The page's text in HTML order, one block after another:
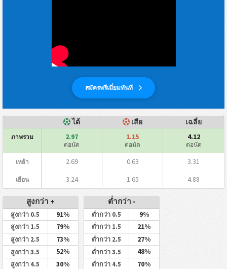
สมัครพรีเมี่ยมทันที
ได้ เสีย เฉลี่ย
ภาพรวม 2.97
ต่อนัด
1.15
ต่อนัด
4.12
ต่อนัด
เหย้า 2.69 0.63 3.31
เยือน 3.24 1.65 4.88
สูงกว่า +
สูงกว่า 0.5 91%
สูงกว่า 1.5 79%
สูงกว่า 2.5 73%
สูงกว่า 3.5 52%
สูงกว่า 4.5 30%
ต่ำกว่า -
ต่ำกว่า 0.5 9%
ต่ำกว่า 1.5 21%
ต่ำกว่า 2.5 27%
ต่ำกว่า 3.5 48%
ต่ำกว่า 4.5 70%